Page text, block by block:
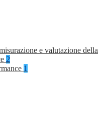
e valutazione della
2
1